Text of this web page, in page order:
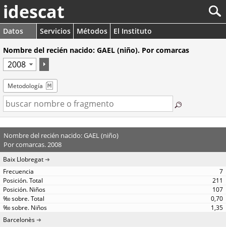
idescat
Datos Servicios Métodos
El Instituto
Nombre del recién nacido: GAEL (niño). Por comarcas
Metodología
Nombre del recién nacido: GAEL (niño)
Por comarcas. 2008
Baix Llobregat
7
211
107
0,70
1,35
Barcelonès